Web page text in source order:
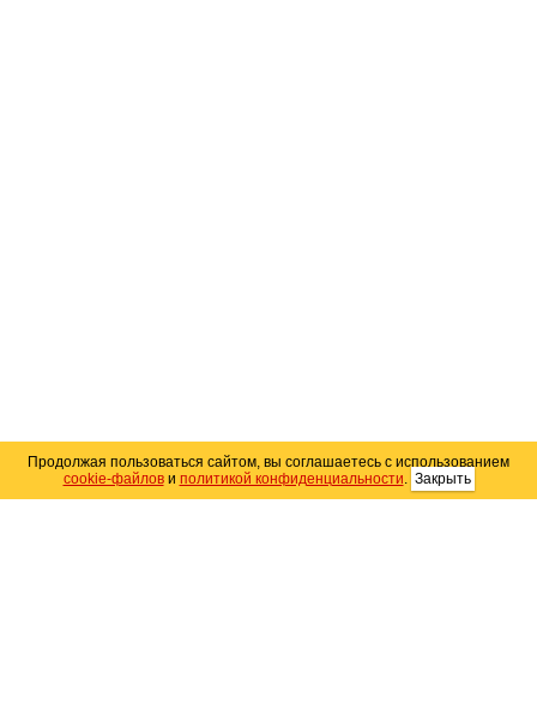
Продолжая пользоваться сайтом, вы соглашаетесь с использованием
cookie-файлови политикой конфиденциальности. Закрыть